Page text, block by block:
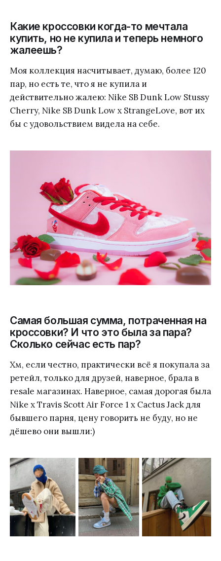
Какие кроссовки когда-то мечтала
купить, но не купила и теперь немного
жалеешь?
Моя коллекция насчитывает, думаю, более 120
пар, но есть те, что я не купила и
действительно жалею: Nike SB Dunk Low Stussy
Cherry, Nike SB Dunk Low x StrangeLove, вот их
бы с удовольствием видела на себе.
Самая большая сумма, потраченная на
кроссовки? И что это была за пара?
Сколько сейчас есть пар?
Хм, если честно, практически всё я покупала за
ретейл, только для друзей, наверное, брала в
resale магазинах. Наверное, самая дорогая была
Nike x Travis Scott Air Force 1 x Cactus Jack для
бывшего парня, цену говорить не буду, но не
дёшево они вышли:)